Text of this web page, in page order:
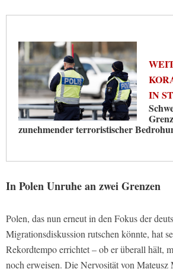
IN
zunehmender terroristischer
In Polen Unruhe an zwei Grenzen
Polen, das nun erneut in den Fokus der
Migrationsdiskussion rutschen könnte, hat
Rekordtempo errichtet – ob er überall hält,
noch erweisen. Die Nervosität von